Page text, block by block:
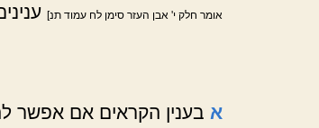
אומר חלק י' אבן העזר סימן לח עמוד תנ]
א בענין הקראים אם אפשר